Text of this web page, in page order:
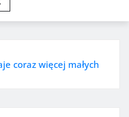
coraz więcej małych